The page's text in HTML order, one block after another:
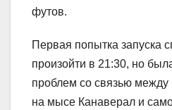
футов.
Первая попытка запуска
произойти в 21:30, но
проблем со связью
на мысе Канаверал и